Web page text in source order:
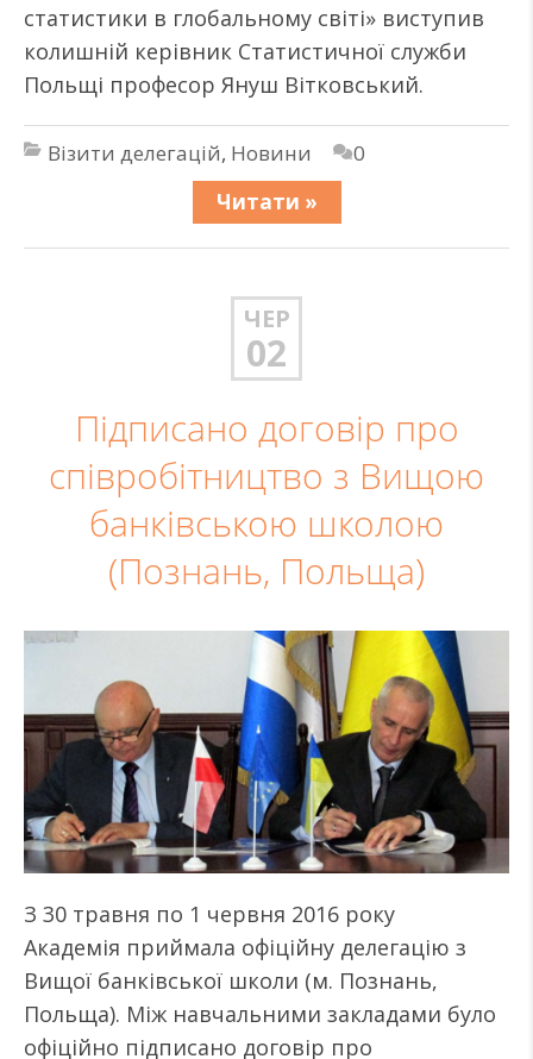
статистики в глобальному світі» виступив
колишній керівник Статистичної служби
Польщі професор Януш Вітковський.
Візити делегацій, Новини
0
Читати »
ЧЕР
02
Підписано договір про
співробітництво з Вищою
банківською школою
(Познань, Польща)
З 30 травня по 1 червня 2016 року
Академія приймала офіційну делегацію з
Вищої банківської школи (м. Познань,
Польща). Між навчальними закладами було
офіційно підписано договір про